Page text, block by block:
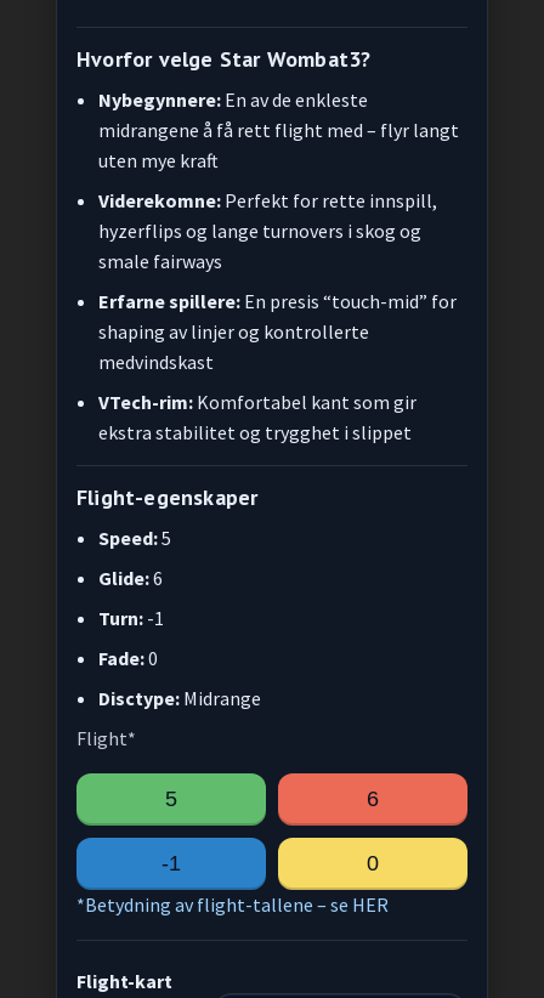
Hvorfor velge Star Wombat3?
Nybegynnere: En av de enkleste
midrangene å få rett flight med – flyr langt
uten mye kraft
Viderekomne: Perfekt for rette innspill,
hyzerflips og lange turnovers i skog og
smale fairways
Erfarne spillere: En presis “touch-mid” for
shaping av linjer og kontrollerte
medvindskast
VTech-rim: Komfortabel kant som gir
ekstra stabilitet og trygghet i slippet
Flight-egenskaper
Speed:5
Glide:6
Turn: -1
Fade:0
Disctype: Midrange
Flight*
5 6
-1
0
*Betydning av flight-tallene – se HER
Flight-kart